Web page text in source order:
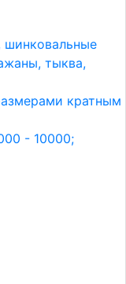
тыква,
кратным
- 10000;